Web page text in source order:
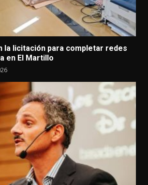
la licitación para completar redes
en El Martillo